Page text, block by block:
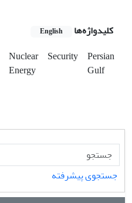
کلیدواژه‌ها English
Nuclear
Energy
Security Persian
Gulf
جستجوی پیشرفته